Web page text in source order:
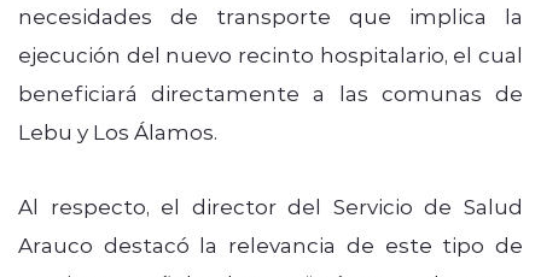
necesidades de transporte que implica la
ejecución del nuevo recinto hospitalario, el cual
beneficiará directamente a las comunas de
Lebu y Los Álamos.
Al respecto, el director del Servicio de Salud
Arauco destacó la relevancia de este tipo de